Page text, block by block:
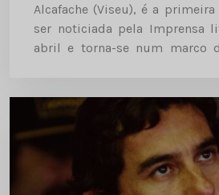
Alcafache (Viseu), é a
ser noticiada pela Imprensa
abril e torna-se num marco